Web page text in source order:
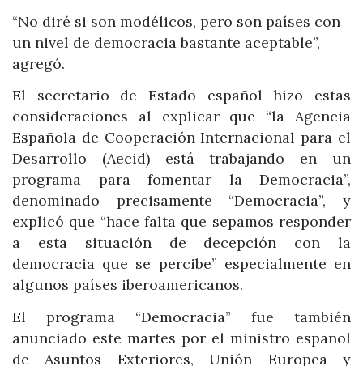
“No diré si son modélicos, pero son países con
un nivel de democracia bastante aceptable”,
agregó.
El secretario de Estado español hizo estas
consideraciones al explicar que “la Agencia
Española de Cooperación Internacional para el
Desarrollo (Aecid) está trabajando en un
programa para fomentar la Democracia”,
denominado precisamente “Democracia”, y
explicó que “hace falta que sepamos responder
a esta situación de decepción con la
democracia que se percibe” especialmente en
algunos países iberoamericanos.
El programa “Democracia” fue también
anunciado este martes por el ministro español
de Asuntos Exteriores, Unión Europea y